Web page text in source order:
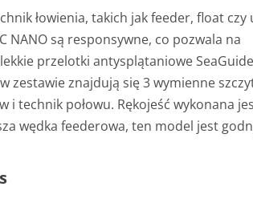
łowienia, takich jak feeder, float czy
NANO są responsywne, co pozwala na
przelotki antysplątaniowe SeaGuide
zestawie znajdują się 3 wymienne
technik połowu. Rękojeść wykonana
wędka feederowa, ten model jest